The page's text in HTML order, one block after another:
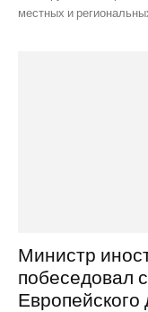
местных и
Министр
побеседовал